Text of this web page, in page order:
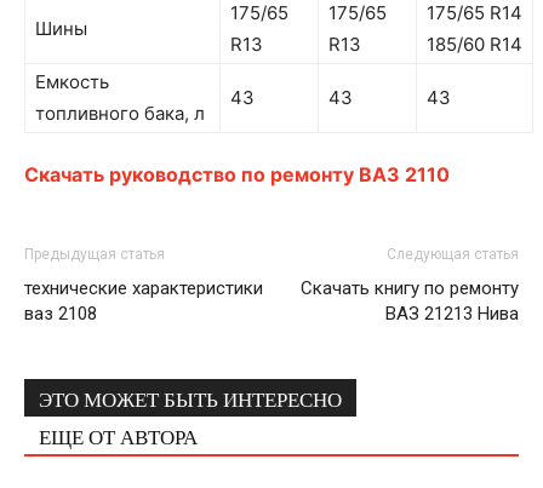
Шины
175/65
R13
175/65
R13
175/65 R14
185/60 R14
Емкость
топливного бака, л
43 43 43
Скачать руководство по ремонту ВАЗ 2110
Предыдущая статья
технические характеристики
ваз 2108
Следующая статья
Скачать книгу по ремонту
ВАЗ 21213 Нива
ЭТО МОЖЕТ БЫТЬ ИНТЕРЕСНО
ЕЩЕ ОТ АВТОРА